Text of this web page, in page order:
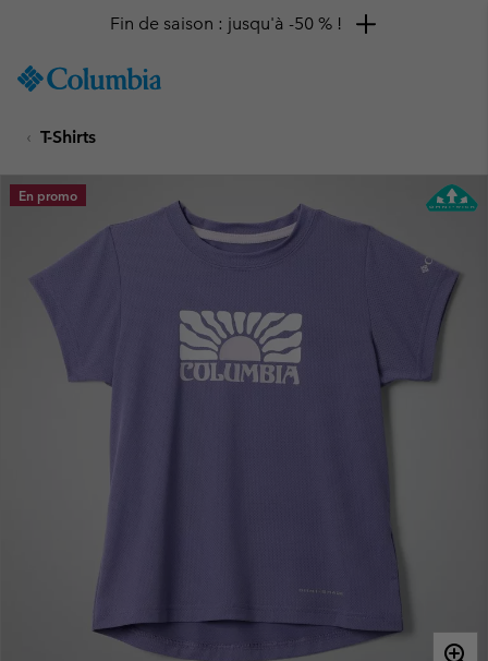
TO
SKIP
MAIN
NAV
TO
Fin de saison : jusqu'à -50 % !
T-Shirts
En promo